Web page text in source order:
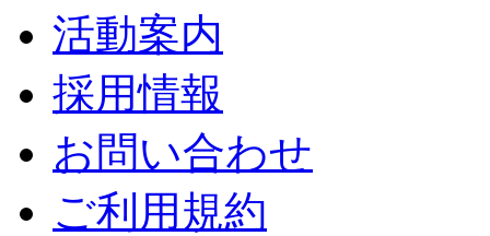
活動案内
採用情報
お問い合わせ
ご利用規約